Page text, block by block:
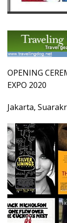
OPENING
EXPO 2020
Jakarta,